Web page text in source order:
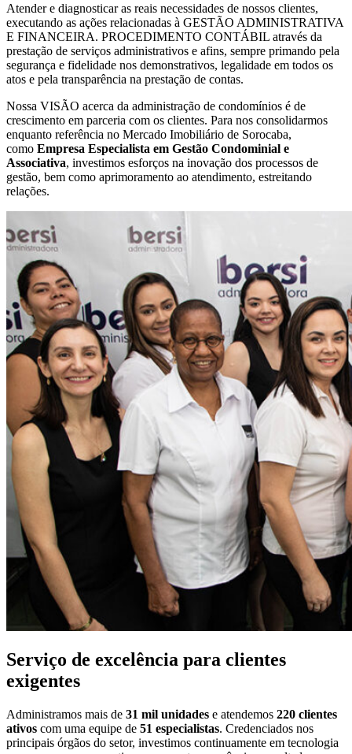
Atender e diagnosticar as reais necessidades de nossos clientes,
executando as ações relacionadas à GESTÃO ADMINISTRATIVA
E FINANCEIRA. PROCEDIMENTO CONTÁBIL através da
prestação de serviços administrativos e afins, sempre primando pela
segurança e fidelidade nos demonstrativos, legalidade em todos os
atos e pela transparência na prestação de contas.
Nossa VISÃO acerca da administração de condomínios é de
crescimento em parceria com os clientes. Para nos consolidarmos
enquanto referência no Mercado Imobiliário de Sorocaba,
como Empresa Especialista em Gestão Condominial e
Associativa, investimos esforços na inovação dos processos de
gestão, bem como aprimoramento ao atendimento, estreitando
relações.
Serviço de excelência para clientes
exigentes
Administramos mais de 31 mil unidades e atendemos 220 clientes
ativos com uma equipe de 51 especialistas. Credenciados nos
principais órgãos do setor, investimos continuamente em tecnologia